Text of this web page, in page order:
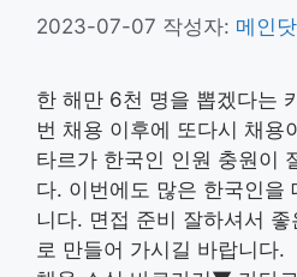
2023-07-07 작성자: 메인
한 해만 6천 명을 뽑겠다는
번 채용 이후에 또다시 채용
타르가 한국인 인원 충원이
다. 이번에도 많은 한국인을
니다. 면접 준비 잘하셔서
로 만들어 가시길 바랍니